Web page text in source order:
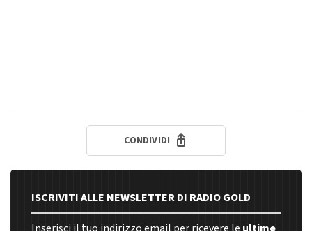
CONDIVIDI
ISCRIVITI ALLE NEWSLETTER DI RADIO GOLD